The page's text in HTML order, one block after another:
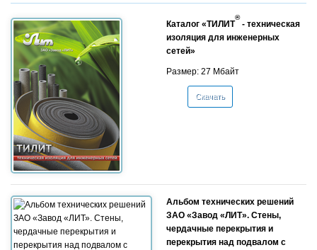
Каталог «ТИЛИТ
®
- техническая
изоляция для инженерных
сетей»
Размер: 27 Мбайт
Скачать
Альбом технических решений
ЗАО «Завод «ЛИТ». Стены,
чердачные перекрытия и
перекрытия над подвалом с